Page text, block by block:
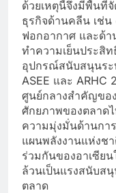
ด้วยเหตุนี้จึงมีพื้นที่
ธุรกิจด้านคลีน เช่
ฟอกอากาศ และด้า
ทำความเย็นประสิ
อุปกรณ์สนับสนุนระ
ASEE และ ARHC
ศูนย์กลางสำคัญขอ
ศักยภาพของตลาด
ความมุ่งมั่นด้านกา
แผนพลังงานแห่งช
ร่วมกันของอาเซีย
ล้วนเป็นแรงสนับส
ตลาด